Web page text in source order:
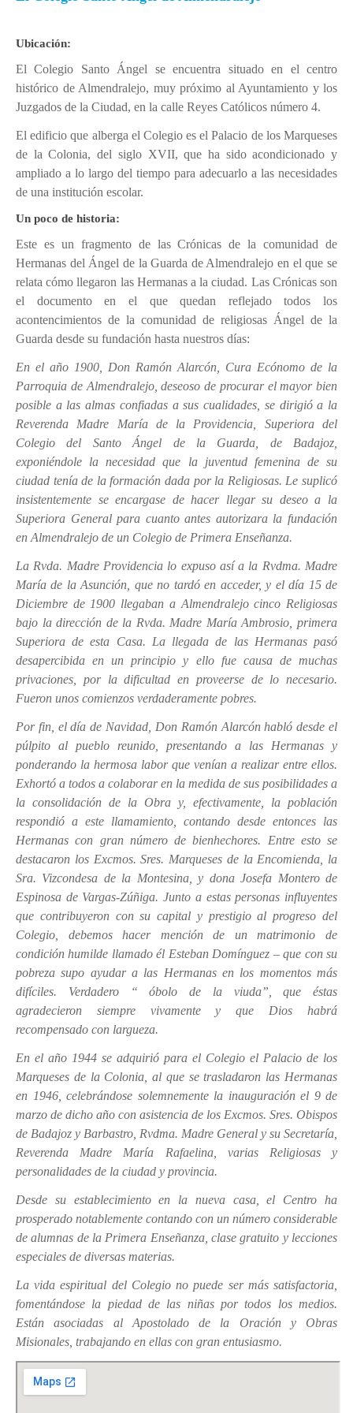
Instalaciones
Uniforme
Himno
DEP. ORIENTACIÓN
Orientación Educativa
Enseñanza - Aprendizaje
Acción Tutorial
Atención a la diversidad
Orientación Académica y Profesional
PASTORAL
Perfil del alumno
Lema curso 24/25
Propuesta Pedagógica
Interioridad
Madre San Pascual
BUEN TRATO
Ubicación:
El Colegio Santo Ángel se encuentra situado en el centro
histórico de Almendralejo, muy próximo al Ayuntamiento y los
Juzgados de la Ciudad, en la calle Reyes Católicos número 4.
El edificio que alberga el Colegio es el Palacio de los Marqueses
de la Colonia, del siglo XVII, que ha sido acondicionado y
ampliado a lo largo del tiempo para adecuarlo a las necesidades
de una institución escolar.
Un poco de historia:
Este es un fragmento de las Crónicas de la comunidad de
Hermanas del Ángel de la Guarda de Almendralejo en el que se
relata cómo llegaron las Hermanas a la ciudad. Las Crónicas son
el documento en el que quedan reflejado todos los
acontencimientos de la comunidad de religiosas Ángel de la
Guarda desde su fundación hasta nuestros días:
En el año 1900, Don Ramón Alarcón, Cura Ecónomo de la
Parroquia de Almendralejo, deseoso de procurar el mayor bien
posible a las almas confiadas a sus cualidades, se dirigió a la
Reverenda Madre María de la Providencia, Superiora del
Colegio del Santo Ángel de la Guarda, de Badajoz,
exponiéndole la necesidad que la juventud femenina de su
ciudad tenía de la formación dada por la Religiosas. Le suplicó
insistentemente se encargase de hacer llegar su deseo a la
Superiora General para cuanto antes autorizara la fundación
en Almendralejo de un Colegio de Primera Enseñanza.
La Rvda. Madre Providencia lo expuso así a la Rvdma. Madre
María de la Asunción, que no tardó en acceder, y el día 15 de
Diciembre de 1900 llegaban a Almendralejo cinco Religiosas
bajo la dirección de la Rvda. Madre María Ambrosio, primera
Superiora de esta Casa. La llegada de las Hermanas pasó
desapercibida en un principio y ello fue causa de muchas
privaciones, por la dificultad en proveerse de lo necesario.
Fueron unos comienzos verdaderamente pobres.
Por fin, el día de Navidad, Don Ramón Alarcón habló desde el
púlpito al pueblo reunido, presentando a las Hermanas y
ponderando la hermosa labor que venían a realizar entre ellos.
Exhortó a todos a colaborar en la medida de sus posibilidades a
la consolidación de la Obra y, efectivamente, la población
respondió a este llamamiento, contando desde entonces las
Hermanas con gran número de bienhechores. Entre esto se
destacaron los Excmos. Sres. Marqueses de la Encomienda, la
Sra. Vizcondesa de la Montesina, y dona Josefa Montero de
Espinosa de Vargas-Zúñiga. Junto a estas personas influyentes
que contribuyeron con su capital y prestigio al progreso del
Colegio, debemos hacer mención de un matrimonio de
condición humilde llamado él Esteban Domínguez – que con su
pobreza supo ayudar a las Hermanas en los momentos más
difíciles. Verdadero “ óbolo de la viuda”, que éstas
agradecieron siempre vivamente y que Dios habrá
recompensado con largueza.
En el año 1944 se adquirió para el Colegio el Palacio de los
Marqueses de la Colonia, al que se trasladaron las Hermanas
en 1946, celebrándose solemnemente la inauguración el 9 de
marzo de dicho año con asistencia de los Excmos. Sres. Obispos
de Badajoz y Barbastro, Rvdma. Madre General y su Secretaría,
Reverenda Madre María Rafaelina, varias Religiosas y
personalidades de la ciudad y provincia.
Desde su establecimiento en la nueva casa, el Centro ha
prosperado notablemente contando con un número considerable
de alumnas de la Primera Enseñanza, clase gratuito y lecciones
especiales de diversas materias.
La vida espiritual del Colegio no puede ser más satisfactoria,
fomentándose la piedad de las niñas por todos los medios.
Están asociadas al Apostolado de la Oración y Obras
Misionales, trabajando en ellas con gran entusiasmo.